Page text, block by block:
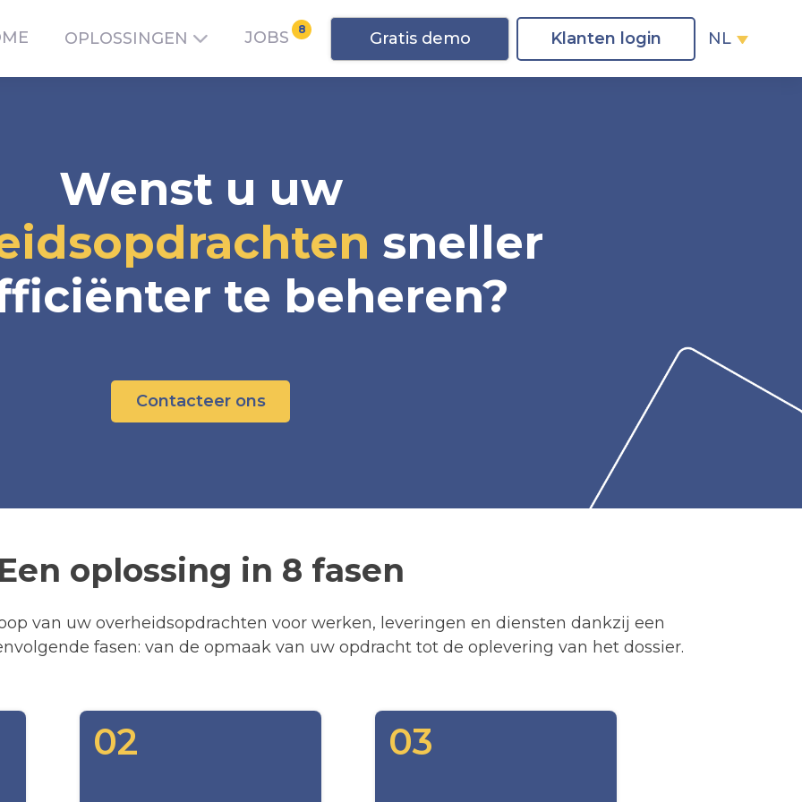
OPLOSSINGEN JOBS 8 Gratis demo Klanten login NL
Wenst u uw
sneller
fciënter te beheren?
Contacteer ons
Een oplossing in 8 fasen
van uw overheidsopdrachten voor werken, leveringen en diensten dankzij een
fasen: van de opmaak van uw opdracht tot de oplevering van het dossier.
02 03